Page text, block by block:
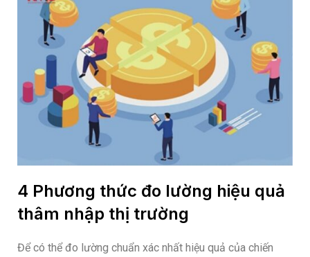
4 Phương thức đo lường hiệu quả
thâm nhập thị trường
Để có thể đo lường chuẩn xác nhất hiệu quả của chiến